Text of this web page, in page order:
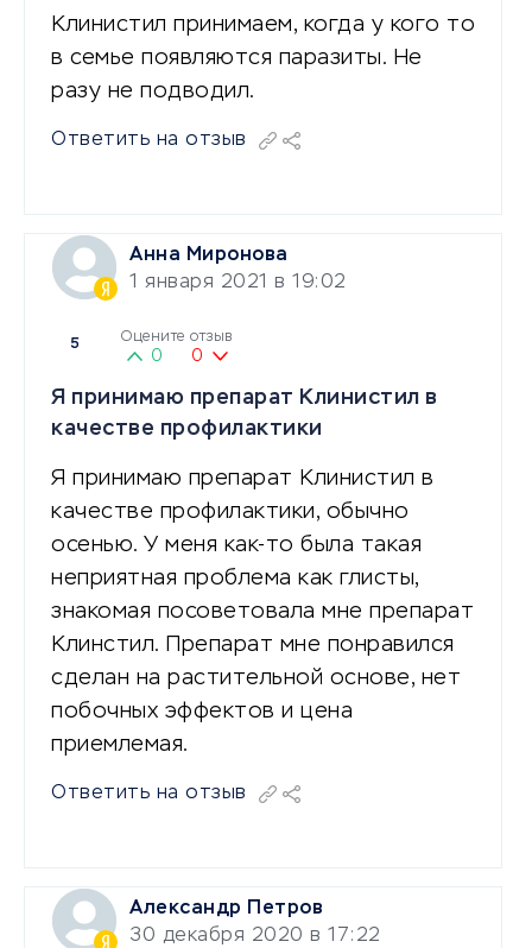
Клинистил принимаем, когда у кого то
в семье появляются паразиты. Не
разу не подводил.
Ответить на отзыв
Анна Миронова
1 января 2021 в 19:02
5 Оцените отзыв
0 0
Я принимаю препарат Клинистил в
качестве профилактики
Я принимаю препарат Клинистил в
качестве профилактики, обычно
осенью. У меня как-то была такая
неприятная проблема как глисты,
знакомая посоветовала мне препарат
Клинстил. Препарат мне понравился
сделан на растительной основе, нет
побочных эффектов и цена
приемлемая.
Ответить на отзыв
Александр Петров
30 декабря 2020 в 17:22